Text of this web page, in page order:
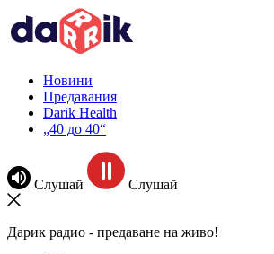
Новини
Предавания
Darik Health
„40 до 40“
Слушай Слушай
Дарик радио - предаване на живо!